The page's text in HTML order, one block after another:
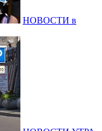
НОВОСТИ в